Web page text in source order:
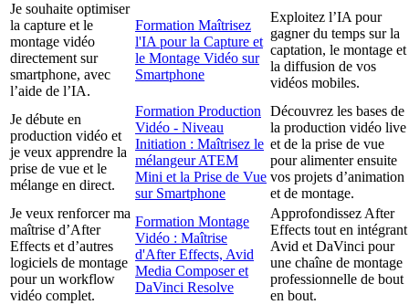
Je souhaite optimiser
la capture et le
montage vidéo
directement sur
smartphone, avec
l’aide de l’IA.
Formation Maîtrisez
l'IA pour la Capture et
le Montage Vidéo sur
Smartphone
Exploitez l’IA pour
gagner du temps sur la
captation, le montage et
la diffusion de vos
vidéos mobiles.
Je débute en
production vidéo et
je veux apprendre la
prise de vue et le
mélange en direct.
Formation Production
Vidéo - Niveau
Initiation : Maîtrisez le
mélangeur ATEM
Mini et la Prise de Vue
sur Smartphone
Découvrez les bases de
la production vidéo live
et de la prise de vue
pour alimenter ensuite
vos projets d’animation
et de montage.
Je veux renforcer ma
maîtrise d’After
Effects et d’autres
logiciels de montage
pour un workflow
vidéo complet.
Formation Montage
Vidéo : Maîtrise
d'After Effects, Avid
Media Composer et
DaVinci Resolve
Approfondissez After
Effects tout en intégrant
Avid et DaVinci pour
une chaîne de montage
professionnelle de bout
en bout.